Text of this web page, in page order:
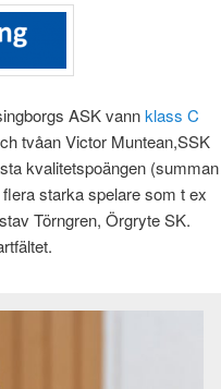
ASK vannklass C
tvåan Victor Muntean,SSK
kvalitetspoängen (summan
starka spelare som t ex
Törngren, Örgryte SK.